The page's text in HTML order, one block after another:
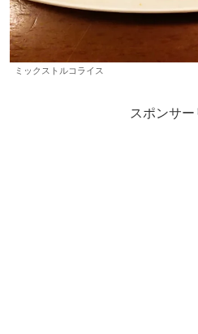
ミックストルコライス
スポンサー